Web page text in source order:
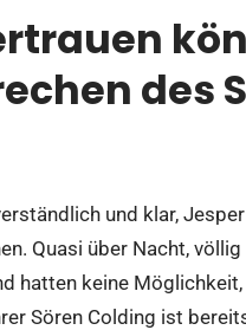
des
und klar,
Quasi über Nacht,
hatten keine
Sören Colding ist